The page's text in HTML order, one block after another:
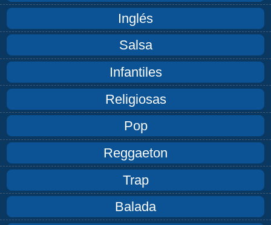
Inglés
Salsa
Infantiles
Religiosas
Pop
Reggaeton
Trap
Balada